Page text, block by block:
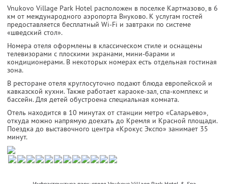
Vnukovo Village Park Hotel расположен в поселке Картмазово, в 6
км от международного аэропорта Внуково. К услугам гостей
предоставляется бесплатный Wi-Fi и завтраки по системе
«шведский стол».
Номера отеля оформлены в классическом стиле и оснащены
телевизорами с плоскими экранами, мини-барами и
кондиционерами. В некоторых номерах есть отдельная гостиная
зона.
В ресторане отеля круглосуточно подают блюда европейской и
кавказской кухни. Также работает караоке-зал, спа-комплекс и
бассейн. Для детей обустроена специальная комната.
Отель находится в 10 минутах от станции метро «Саларьево»,
откуда можно напрямую доехать до Кремля и Красной площади.
Поездка до выставочного центра «Крокус Экспо» занимает 35
минут.